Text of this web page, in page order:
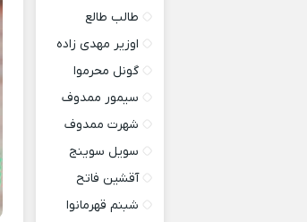
طالب طالع
اوزیر مهدی زاده
گونل محرموا
سیمور ممدوف
شهرت ممدوف
سویل سوینج
آقشین فاتح
شبنم قهرمانوا